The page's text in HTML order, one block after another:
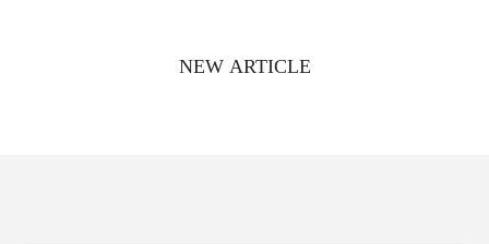
NEW ARTICLE